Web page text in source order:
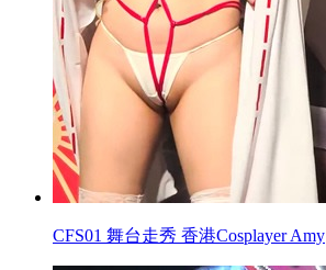
CFS01 舞台走秀 香港Cosplayer Amy